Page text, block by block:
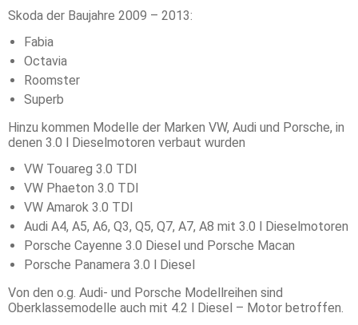
Skoda der Baujahre 2009 – 2013:
Fabia
Octavia
Roomster
Superb
Hinzu kommen Modelle der Marken VW, Audi und Porsche, in
denen 3.0 l Dieselmotoren verbaut wurden
VW Touareg 3.0 TDI
VW Phaeton 3.0 TDI
VW Amarok 3.0 TDI
Audi A4, A5, A6, Q3, Q5, Q7, A7, A8 mit 3.0 l Dieselmotoren
Porsche Cayenne 3.0 Diesel und Porsche Macan
Porsche Panamera 3.0 l Diesel
Von den o.g. Audi- und Porsche Modellreihen sind
Oberklassemodelle auch mit 4.2 l Diesel – Motor betroffen.